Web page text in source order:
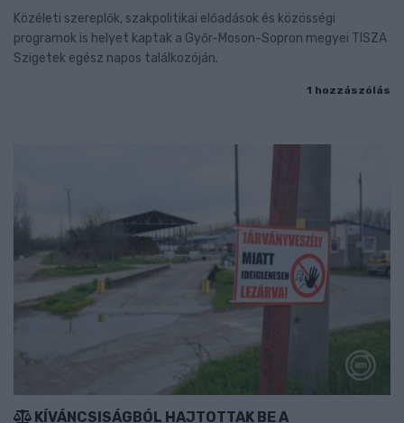
Közéleti szereplők, szakpolitikai előadások és közösségi
programok is helyet kaptak a Győr-Moson-Sopron megyei TISZA
Szigetek egész napos találkozóján.
1 hozzászólás
KÍVÁNCSISÁGBÓL HAJTOTTAK BE A